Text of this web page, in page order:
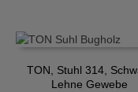
TON, Stuhl 314,
Lehne Gewebe